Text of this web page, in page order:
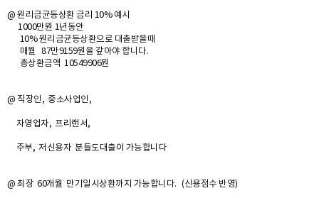
@ 원리금균등상환 금리 10% 예시
1000만원 1년동안
10% 원리금균등상환으로 대출받을때
매월 87만9159원을 갚아야 합니다.
총상환금액 10549906원
@ 직장인, 중소사업인,
자영업자, 프리랜서,
주부, 저신용자 분들도대출이 가능합니다
@ 최장 60개월 만기일시상환까지 가능합니다. (신용점수 반영)